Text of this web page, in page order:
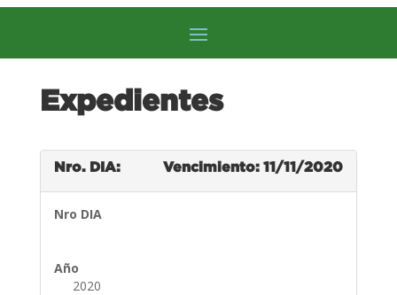
Expedientes
Nro. DIA: Vencimiento: 11/11/2020
Nro DIA
Año
2020